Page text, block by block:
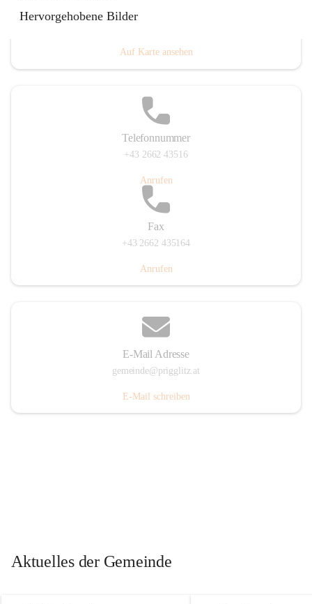
Hervorgehobene BilderHauptadresse
Auf Karte ansehen
Telefonnummer
+43 2662 43516
Anrufen
Fax
+43 2662 435164
Anrufen
E-Mail Adresse
gemeinde@prigglitz.at
E-Mail schreiben
Aktuelles der Gemeinde